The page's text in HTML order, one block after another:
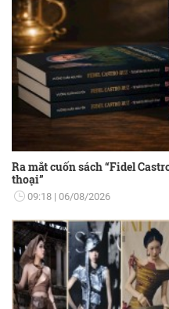
Ra mắt cuốn sách “Fidel
thoại”
09:18 06/08/2026